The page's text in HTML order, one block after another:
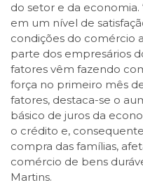
do setor e da economia.
em um nível de
condições do comércio
parte dos empresários
fatores vêm fazendo
força no primeiro mês
fatores, destaca-se o
básico de juros da
o crédito e,
compra das famílias,
comércio de bens
Martins.